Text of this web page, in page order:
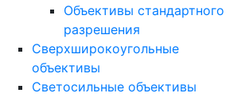
Объективы стандартного
разрешения
Сверхширокоугольные
объективы
Светосильные объективы